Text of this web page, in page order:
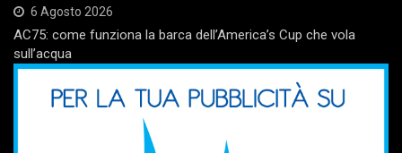
6 Agosto 2026
AC75: come funziona la barca dell’America’s Cup che vola
sull’acqua